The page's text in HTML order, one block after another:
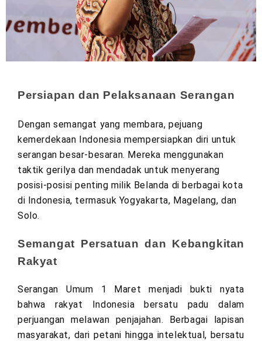
Persiapan dan Pelaksanaan Serangan
Dengan semangat yang membara, pejuang
kemerdekaan Indonesia mempersiapkan diri untuk
serangan besar-besaran. Mereka menggunakan
taktik gerilya dan mendadak untuk menyerang
posisi-posisi penting milik Belanda di berbagai kota
di Indonesia, termasuk Yogyakarta, Magelang, dan
Solo.
Semangat Persatuan dan Kebangkitan
Rakyat
Serangan Umum 1 Maret menjadi bukti nyata
bahwa rakyat Indonesia bersatu padu dalam
perjuangan melawan penjajahan. Berbagai lapisan
masyarakat, dari petani hingga intelektual, bersatu